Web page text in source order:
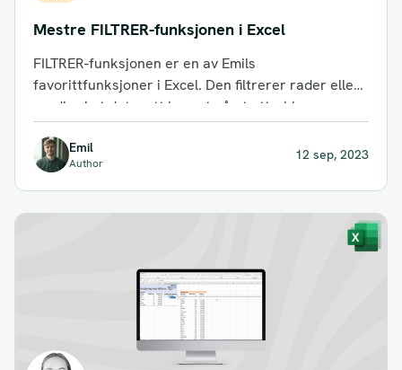
Mestre FILTRER-funksjonen i Excel
FILTRER-funksjonen er en av Emils
favorittfunksjoner i Excel. Den filtrerer rader eller
verdier i et datasett basert på et uttrykk...
Emil
Author
12 sep, 2023